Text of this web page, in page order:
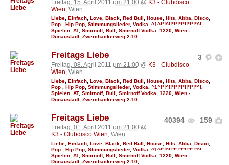
Freitag, 15. April 2011 um 21:00 @ K3 - Clubdisco
Wien, Wien
Liebe, Einfach, Love, Black, Red Bull, House, Hits, Abba, Disco,
Pop , Hip Pop, Stimmungslieder, Vodka, ^1^!°!^!!°!°!°!°!!°!°!°^!,
Spielen, AT, Smirnoff, Bull, Smirnoff Vodka, 1220, Wien -
Donaustadt, Zwerchäckerweg 2-10
3
Freitags Liebe
Freitag, 08. April 2011 um 21:00 @ K3 - Clubdisco
Wien , Wien
Liebe Einfach Love Black Red Bull House Hits Abba Disco
Pop
Hip Pop Stimmungslieder, Vodka ^1^!°!^!!°!°!°!°!!°!°!°^!
Spielen AT, Smirnoff, Bull Smirnoff Vodka 1220 Wien -
Donaustadt, Zwerchäckerweg 2-10
40394 159
Freitags Liebe
Freitag, 01. April 2011 um 21:00 @
K3 - Clubdisco Wien, Wien
Liebe Einfach Love Black Red Bull House Hits Abba Disco
Pop
Hip Pop Stimmungslieder, Vodka ^1^!°!^!!°!°!°!°!!°!°!°^!
Spielen AT, Smirnoff, Bull Smirnoff Vodka 1220 Wien -
Donaustadt, Zwerchäckerweg 2-10